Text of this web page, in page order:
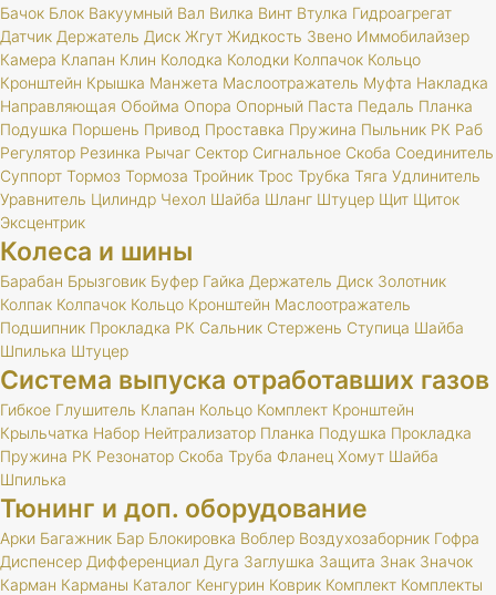
Бачок Блок Вакуумный Вал Вилка Винт Втулка Гидроагрегат
Датчик Держатель Диск Жгут Жидкость Звено Иммобилайзер
Камера Клапан Клин Колодка Колодки Колпачок Кольцо
Кронштейн Крышка Манжета Маслоотражатель Муфта Накладка
Направляющая Обойма Опора Опорный Паста Педаль Планка
Подушка Поршень Привод Проставка Пружина Пыльник РК Раб
Регулятор Резинка Рычаг Сектор Сигнальное Скоба Соединитель
Суппорт Тормоз Тормоза Тройник Трос Трубка Тяга Удлинитель
Уравнитель Цилиндр Чехол Шайба Шланг Штуцер Щит Щиток
Эксцентрик
Колеса и шины
Барабан Брызговик Буфер Гайка Держатель Диск Золотник
Колпак Колпачок Кольцо Кронштейн Маслоотражатель
Подшипник Прокладка РК Сальник Стержень Ступица Шайба
Шпилька Штуцер
Система выпуска отработавших газов
Гибкое Глушитель Клапан Кольцо Комплект Кронштейн
Крыльчатка Набор Нейтрализатор Планка Подушка Прокладка
Пружина РК Резонатор Скоба Труба Фланец Хомут Шайба
Шпилька
Тюнинг и доп. оборудование
Арки Багажник Бар Блокировка Воблер Воздухозаборник Гофра
Диспенсер Дифференциал Дуга Заглушка Защита Знак Значок
Карман Карманы Каталог Кенгурин Коврик Комплект Комплекты